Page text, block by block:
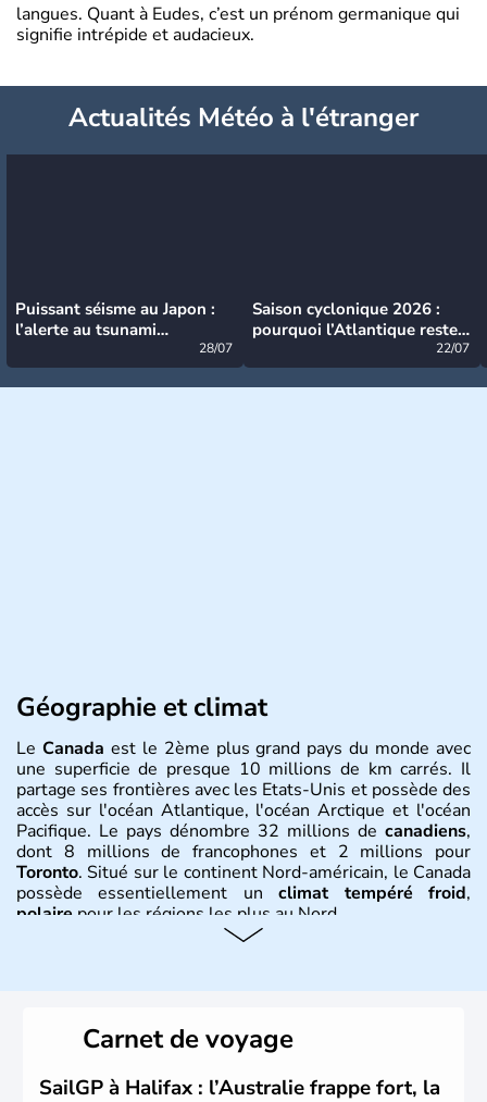
langues. Quant à Eudes, c’est un prénom germanique qui
signifie intrépide et audacieux.
Actualités Météo à l'étranger
Puissant séisme au Japon :
l’alerte au tsunami
28/07
Saison cyclonique 2026 :
pourquoi l’Atlantique reste
22/07
Géographie et climat
Le Canada est le 2ème plus grand pays du monde avec
une superficie de presque 10 millions de km carrés. Il
partage ses frontières avec les Etats-Unis et possède des
accès sur l'océan Atlantique, l'océan Arctique et l'océan
Pacifique. Le pays dénombre 32 millions de canadiens,
dont 8 millions de francophones et 2 millions pour
Toronto. Situé sur le continent Nord-américain, le Canada
possède essentiellement unclimat tempéré froid,
polaire pour les régions les plus au Nord.
territoire de la ville de Québec, le Canada passe ensuite
sous le contrôle des Britanniques. L'indépendance du
pays a été obtenue au cours d'un long processus qui s'est
Carnet de voyage
SailGP à Halifax : l’Australie frappe fort, la